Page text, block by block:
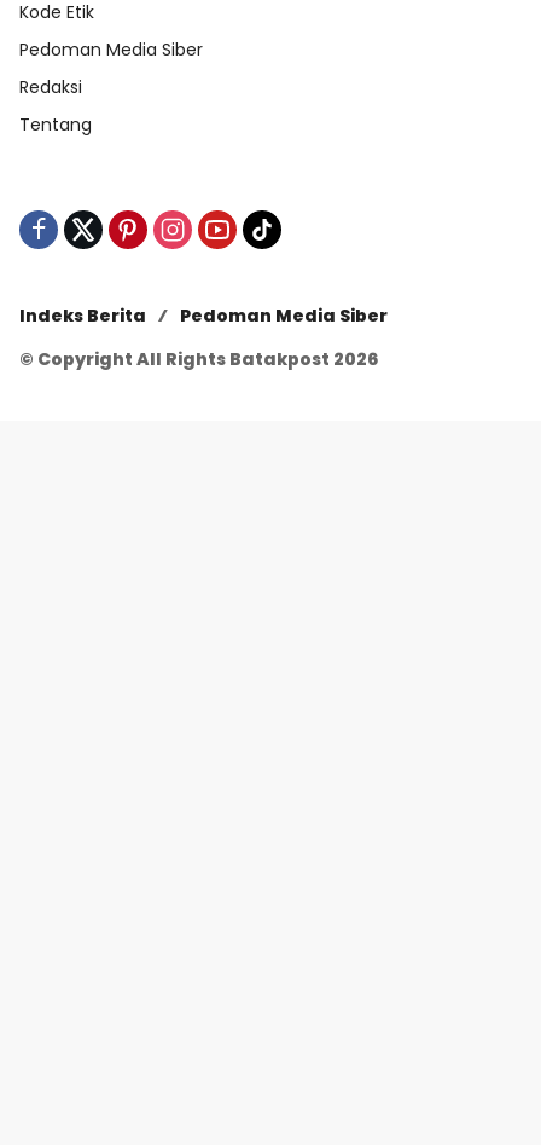
Kode Etik
Pedoman Media Siber
Redaksi
Tentang
Indeks Berita
Pedoman Media Siber
© Copyright All Rights Batakpost 2026